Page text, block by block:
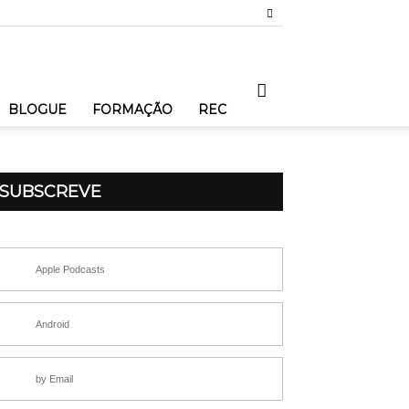
BLOGUE FORMAÇÃO REC
SUBSCREVE
Apple Podcasts
Android
by Email